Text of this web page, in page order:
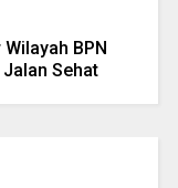
BPN
Sehat